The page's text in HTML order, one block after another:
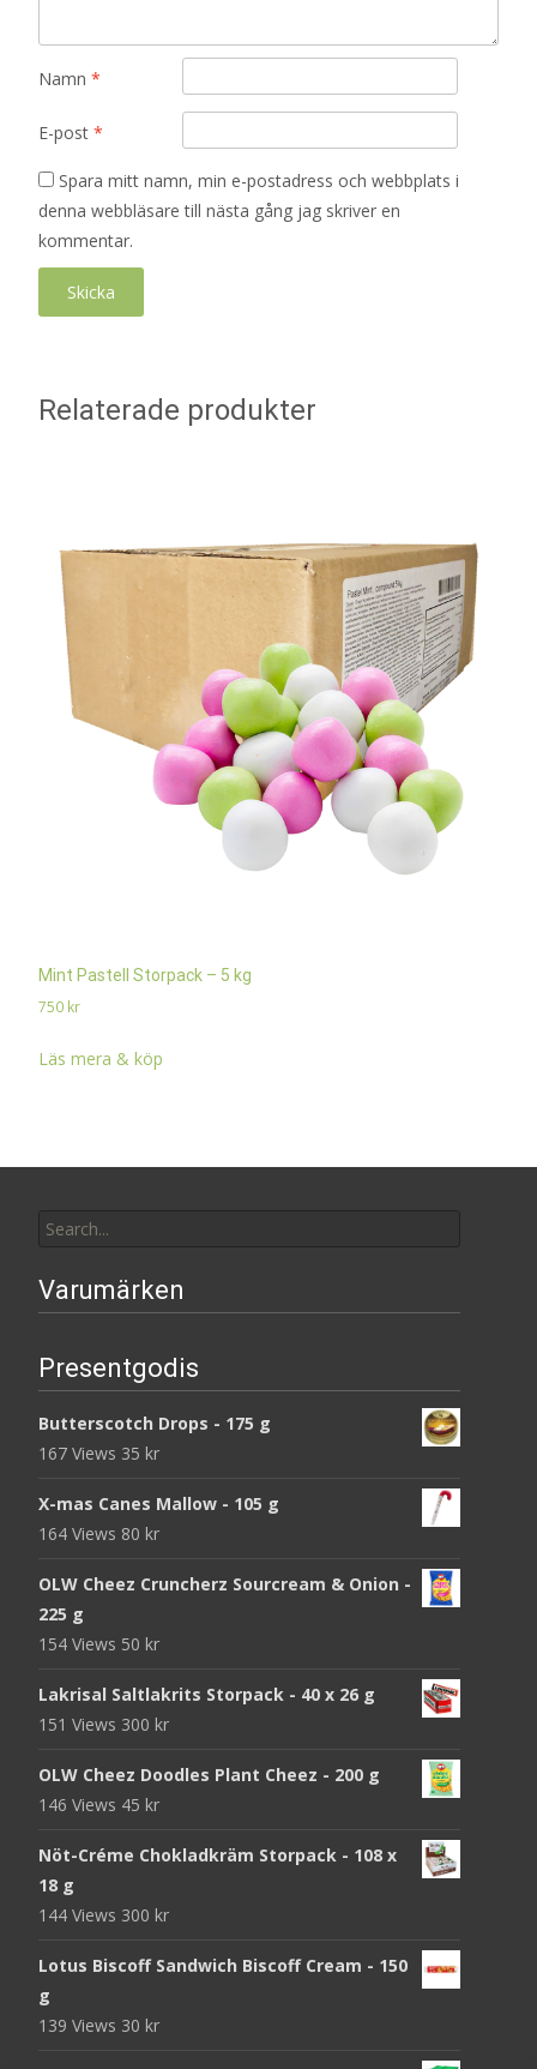
Namn *
E-post *
Spara mitt namn, min e-postadress och webbplats i
denna webbläsare till nästa gång jag skriver en
kommentar.
Relaterade produkter
Mint Pastell Storpack – 5 kg
750 kr
Läs mera & köp
for:
Varumärken
Presentgodis
Butterscotch Drops - 175 g
167 Views 35 kr
X-mas Canes Mallow - 105 g
164 Views 80 kr
OLW Cheez Cruncherz Sourcream & Onion -
225 g
154 Views 50 kr
Lakrisal Saltlakrits Storpack - 40 x 26 g
151 Views 300 kr
OLW Cheez Doodles Plant Cheez - 200 g
146 Views 45 kr
Nöt-Créme Chokladkräm Storpack - 108 x
18 g
144 Views 300 kr
Lotus Biscoff Sandwich Biscoff Cream - 150
g
139 Views 30 kr